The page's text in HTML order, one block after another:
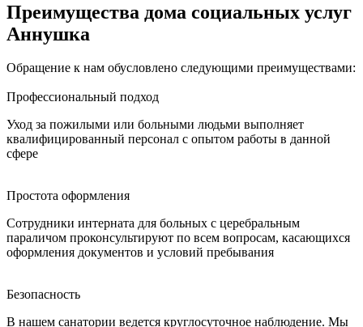
Преимущества дома социальных услуг
Аннушка
Обращение к нам обусловлено следующими преимуществами:
Профессиональный подход
Уход за пожилыми или больными людьми выполняет
квалифицированный персонал с опытом работы в данной
сфере
Простота оформления
Сотрудники интерната для больных с церебральным
параличом проконсультируют по всем вопросам, касающихся
оформления документов и условий пребывания
Безопасность
В нашем санатории ведется круглосуточное наблюдение. Мы